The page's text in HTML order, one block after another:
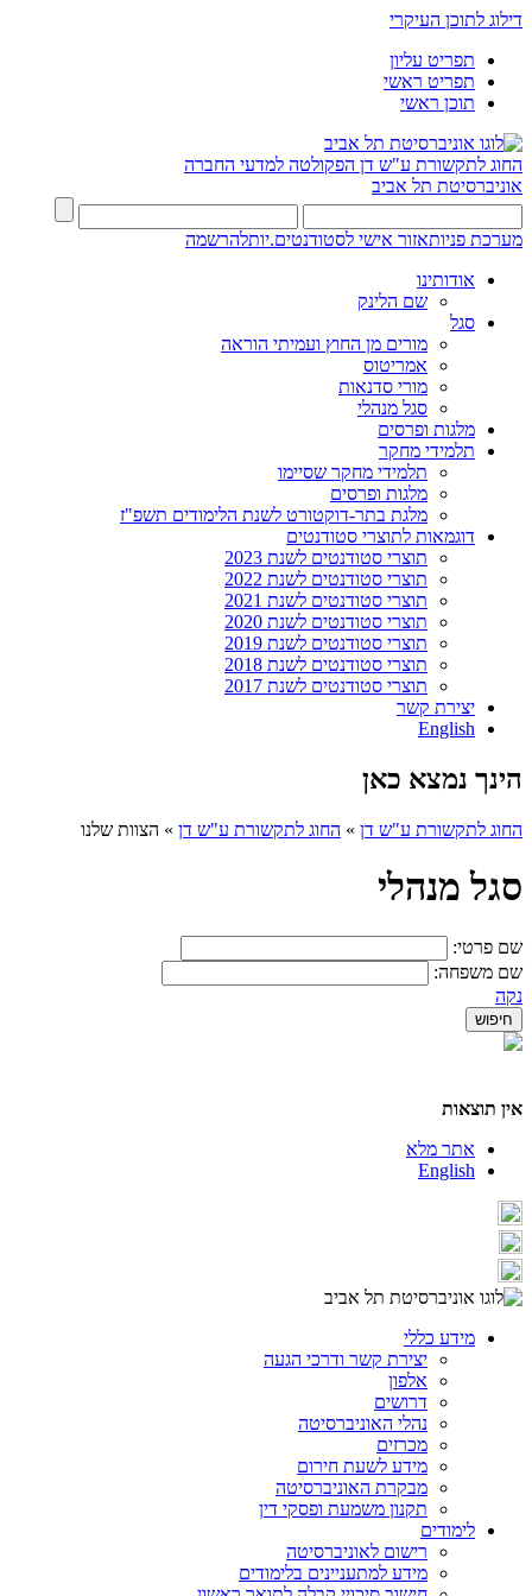
דילוג לתוכן העיקרי
תפריט עליון
תפריט ראשי
תוכן ראשי
החוג לתקשורת ע"ש דן הפקולטה למדעי החברה
אוניברסיטת תל אביב
מערכת פניותאזור אישי לסטודנטים.יותלהרשמה
אודותינו
שם הלינק
סגל
מורים מן החוץ ועמיתי הוראה
אמריטוס
מורי סדנאות
סגל מנהלי
מלגות ופרסים
תלמידי מחקר
תלמידי מחקר שסיימו
מלגות ופרסים
מלגת בתר-דוקטורט לשנת הלימודים תשפ"ז
דוגמאות לתוצרי סטודנטים
תוצרי סטודנטים לשנת 2023
תוצרי סטודנטים לשנת 2022
תוצרי סטודנטים לשנת 2021
תוצרי סטודנטים לשנת 2020
תוצרי סטודנטים לשנת 2019
תוצרי סטודנטים לשנת 2018
תוצרי סטודנטים לשנת 2017
יצירת קשר
English
הינך נמצא כאן
החוג לתקשורת ע"ש דן » החוג לתקשורת ע"ש דן » הצוות שלנו
סגל מנהלי
שם פרטי:
שם משפחה:
נקה
אין תוצאות
אתר מלא
English
מידע כללי
יצירת קשר ודרכי הגעה
אלפון
דרושים
נהלי האוניברסיטה
מכרזים
מידע לשעת חירום
מבקרת האוניברסיטה
תקנון משמעת ופסקי דין
לימודים
רישום לאוניברסיטה
מידע למתעניינים בלימודים